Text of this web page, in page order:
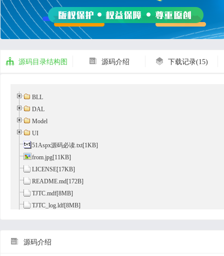
 源码目录结构图  源码介绍  下载记录(15)
BLL
DAL
Model
UI
51Aspx源码必读.txt[1KB]
from.jpg[11KB]
LICENSE[17KB]
README.md[172B]
TJTC.mdf[8MB]
TJTC_log.ldf[8MB]
 源码介绍